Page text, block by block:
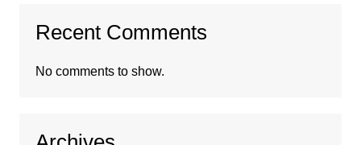
Recent Comments
No comments to show.